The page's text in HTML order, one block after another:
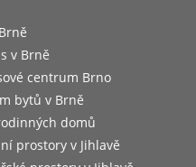
v Brně
centrum Brno
bytů v Brně
domů
prostory v Jihlavě